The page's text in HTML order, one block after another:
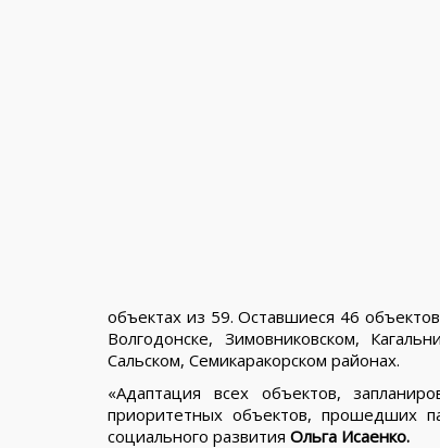
объектах из 59. Оставшиеся 46
Волгодонске, Зимовниковском,
Сальском, Семикаракорском районах.
«Адаптация всех объектов,
приоритетных объектов, прошедших
социального развития Ольга Исаенко.